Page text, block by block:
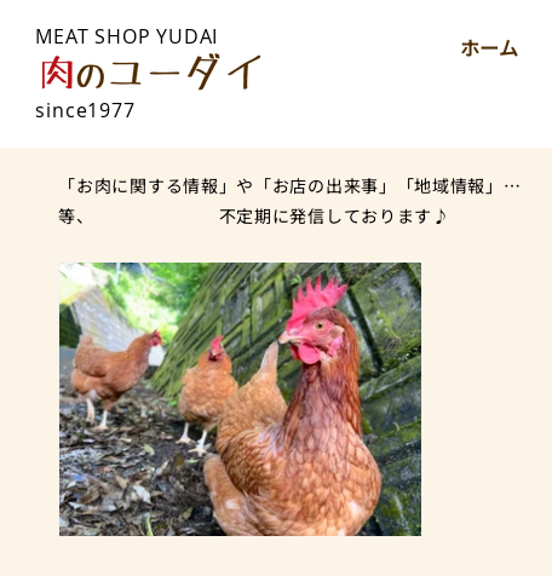
MEAT SHOP YUDAI
since1977
ホーム
「お肉に関する情報」や「お店の出来事」「地域情報」…
等、 不定期に発信しております♪